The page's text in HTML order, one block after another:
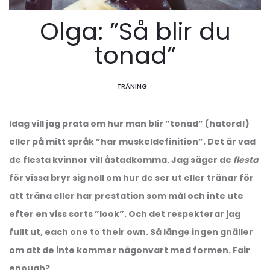
Olga: ”Så blir du
tonad”
TRÄNING
Idag vill jag prata om hur man blir ”tonad” (hatord!)
eller på mitt språk ”har muskeldefinition”. Det är vad
de flesta kvinnor vill åstadkomma. Jag säger de flesta
för vissa bryr sig noll om hur de ser ut eller tränar för
att träna eller har prestation som mål och inte ute
efter en viss sorts ”look”. Och det respekterar jag
fullt ut, each one to their own. Så länge ingen gnäller
om att de inte kommer någonvart med formen. Fair